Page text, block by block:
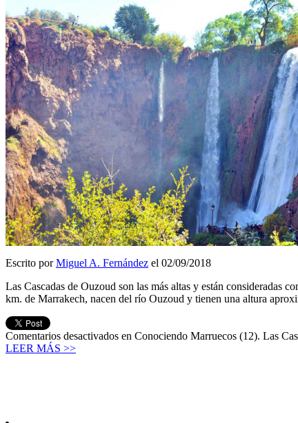
Escrito porMiguel A. Fernández el 02/09/2018
Las Cascadas de Ouzoud son las más altas y están consideradas
km. de Marrakech, nacen del río Ouzoud y tienen una altura
Comentarios desactivados en Conociendo Marruecos (12). Las
LEER MÁS >>